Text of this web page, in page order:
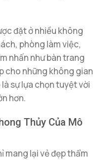
đặt ở nhiều không
phòng làm việc,
nhấn như bàn trang
cho những không gian
sự lựa chọn tuyệt vời
hơn.
Thủy Của Mô
mang lại vẻ đẹp thẩm